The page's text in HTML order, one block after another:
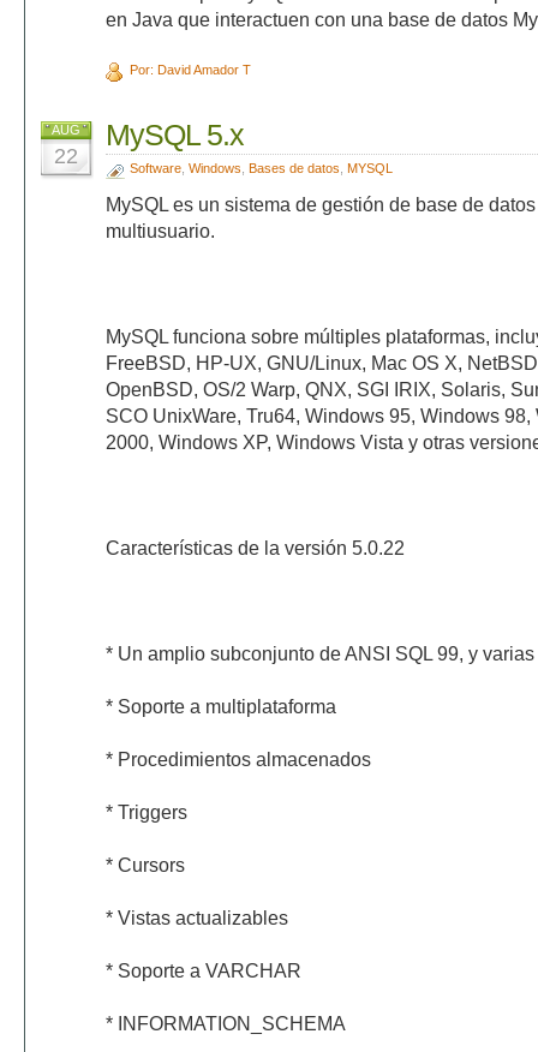
en Java que interactuen con una base de datos
Por: David Amador T
AUG
22
MySQL 5.x
Software, Windows Bases de datos MYSQL
MySQL es un sistema de gestión de base de
multiusuario.
MySQL funciona sobre múltiples plataformas,
FreeBSD, HP-UX, GNU/Linux, Mac OS X,
OpenBSD, OS/2 Warp, QNX, SGI IRIX, Solaris,
SCO UnixWare, Tru64, Windows 95, Windows
2000, Windows XP, Windows Vista y otras
Características de la versión 5.0.22
* Un amplio subconjunto de ANSI SQL 99, y
* Soporte a multiplataforma
* Procedimientos almacenados
* Triggers
* Cursors
* Vistas actualizables
* Soporte a VARCHAR
* INFORMATION_SCHEMA